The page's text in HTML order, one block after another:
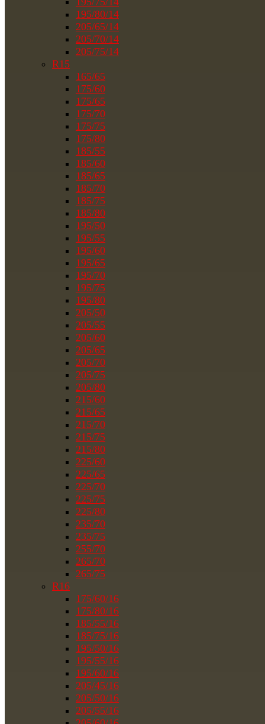
195/80/14
205/65/14
205/70/14
205/75/14
R15
165/65
175/60
175/65
175/70
175/75
175/80
185/55
185/60
185/65
185/70
185/75
185/80
195/50
195/55
195/60
195/65
195/70
195/75
195/80
205/50
205/55
205/60
205/65
205/70
205/75
205/80
215/60
215/65
215/70
215/75
215/80
225/60
225/65
225/70
225/75
225/80
235/70
235/75
255/70
265/70
265/75
R16
175/60/16
175/80/16
185/55/16
185/75/16
195/50/16
195/55/16
195/60/16
205/45/16
205/50/16
205/55/16